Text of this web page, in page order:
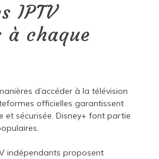
IPTV
à chaque
d’accéder à la télévision
officielles garantissent
et sécurisée. Disney+ font partie
indépendants proposent